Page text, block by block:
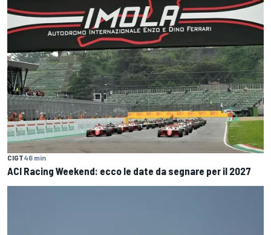
CIGT46 min
ACI Racing Weekend: ecco le date da segnare per il 2027